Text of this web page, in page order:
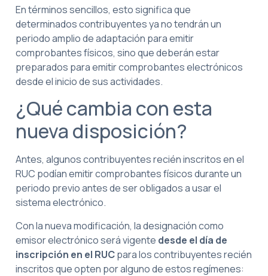
En términos sencillos, esto significa que
determinados contribuyentes ya no tendrán un
periodo amplio de adaptación para emitir
comprobantes físicos, sino que deberán estar
preparados para emitir comprobantes electrónicos
desde el inicio de sus actividades.
¿Qué cambia con esta
nueva disposición?
Antes, algunos contribuyentes recién inscritos en el
RUC podían emitir comprobantes físicos durante un
periodo previo antes de ser obligados a usar el
sistema electrónico.
Con la nueva modificación, la designación como
emisor electrónico será vigente desde el día de
inscripción en el RUCpara los contribuyentes recién
inscritos que opten por alguno de estos regímenes: